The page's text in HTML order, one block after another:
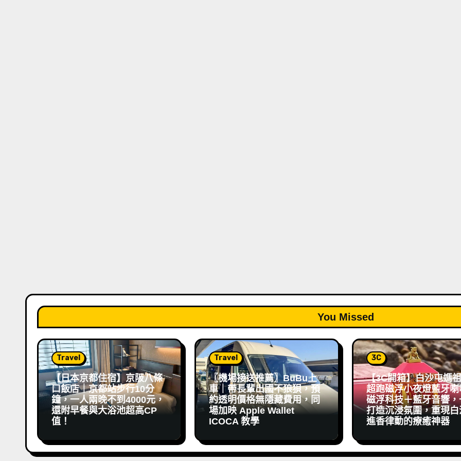
You Missed
Travel
【日本京都住宿】京阪八條
口飯店｜京都站步行10分
鐘，一人兩晚不到4000元，
還附早餐與大浴池超高CP
值！
Travel
〖機場接送推薦〗BuBu上
車｜帶長輩出國不狼狽，預
約透明價格無隱藏費用，同
場加映 Apple Wallet
ICOCA 教學
3C
【3C開箱】白沙屯媽
超跑磁浮小夜燈藍牙喇
磁浮科技＋藍牙音響，
打造沉浸氛圍，重現白
進香律動的療癒神器